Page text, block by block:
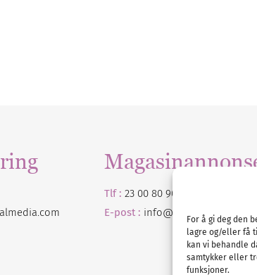
For å gi deg den
lagre og/eller få
kan vi behandle
samtykker eller
funksjoner.
Tlf : 23 00 80 90
E-post : info@ nordicbridalmedia